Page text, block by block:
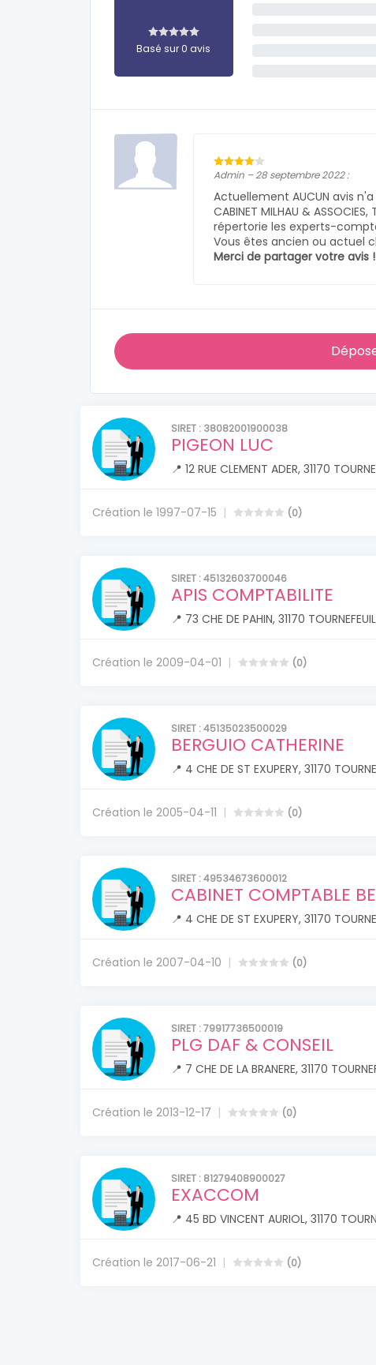
Basé sur 0 avis
Admin – 28 septembre 2022 :
Actuellement AUCUN avis
CABINET MILHAU &
répertorie les experts-
Vous êtes ancien ou actuel
Merci de partager votre avis !
SIRET : 38082001900038
PIGEON LUC
📍 12 RUE CLEMENT ADER, 31170
Création le 1997-07-15 (0)
SIRET : 45132603700046
APIS COMPTABILITE
📍 73 CHE DE PAHIN, 31170
Création le 2009-04-01 (0)
SIRET : 45135023500029
BERGUIO CATHERINE
📍 4 CHE DE ST EXUPERY, 31170
Création le 2005-04-11 (0)
SIRET : 49534673600012
CABINET COMPTABLE
📍 4 CHE DE ST EXUPERY, 31170
Création le 2007-04-10 (0)
SIRET : 79917736500019
PLG DAF & CONSEIL
📍 7 CHE DE LA BRANERE, 31170
Création le 2013-12-17 (0)
SIRET : 81279408900027
EXACCOM
📍 45 BD VINCENT AURIOL, 31170
Création le 2017-06-21 (0)